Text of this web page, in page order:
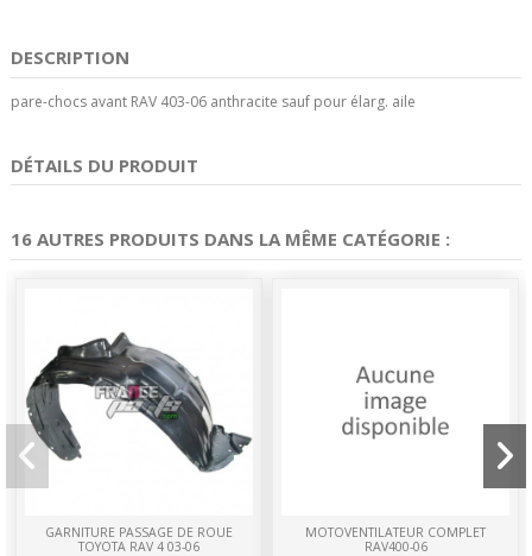
DESCRIPTION
pare-chocs avant RAV 403-06 anthracite sauf pour élarg. aile
DÉTAILS DU PRODUIT
16 AUTRES PRODUITS DANS LA MÊME CATÉGORIE :
GARNITURE PASSAGE DE ROUE
TOYOTA RAV 4 03-06
MOTOVENTILATEUR COMPLET
RAV400-06